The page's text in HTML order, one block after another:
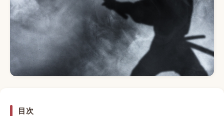
目次